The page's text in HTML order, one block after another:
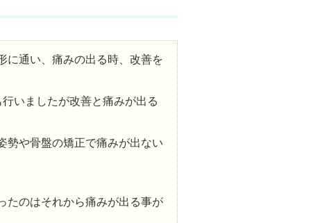
に通い、痛みの出る時、改善を
いましたが改善と痛みが出る
勢や骨盤の矯正で痛みが出ない
たのはそれから痛みが出る事が